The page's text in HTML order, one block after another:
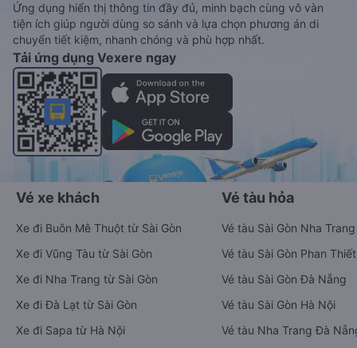
Ứng dụng hiển thị thông tin đầy đủ, minh bạch cùng vô vàn
tiện ích giúp người dùng so sánh và lựa chọn phương án di
chuyển tiết kiệm, nhanh chóng và phù hợp nhất.
Tải ứng dụng Vexere ngay
Vé xe khách
Xe đi Buôn Mê Thuột từ Sài Gòn
Xe đi Vũng Tàu từ Sài Gòn
Xe đi Nha Trang từ Sài Gòn
Xe đi Đà Lạt từ Sài Gòn
Xe đi Sapa từ Hà Nội
Vé tàu hỏa
Vé tàu Sài Gòn Nha Trang
Vé tàu Sài Gòn Phan Thiết
Vé tàu Sài Gòn Đà Nẵng
Vé tàu Sài Gòn Hà Nội
Vé tàu Nha Trang Đà